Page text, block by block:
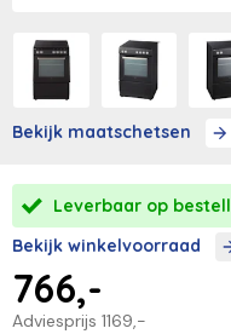
Bekijk maatschetsen
Leverbaar op
Bekijk winkelvoorraad
Adviesprijs 1169,-
766,-